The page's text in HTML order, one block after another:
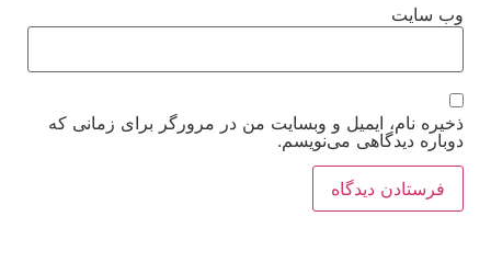
وب‌ سایت
ذخیره نام، ایمیل و وبسایت من در مرورگر برای زمانی که
دوباره دیدگاهی می‌نویسم.